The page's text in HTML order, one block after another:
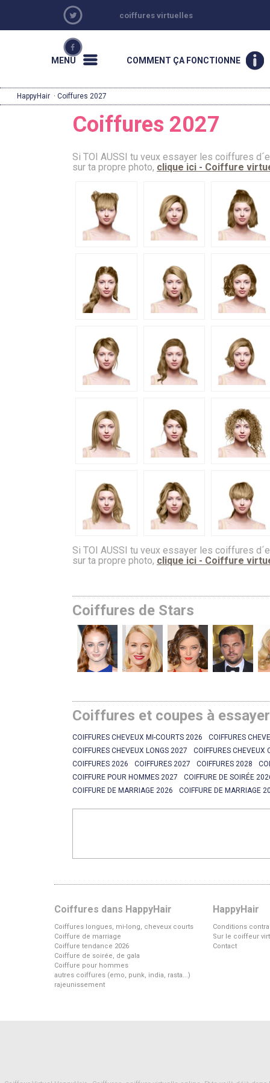
coiffures virtuelles
MENU COMMENT ÇA FONCTIONNE
HappyHair · Coiffures 2027
Coiffures 2027
Si TOI AUSSI tu veux essayer les coiffures
sur ta propre photo, clique ici - Coiffure
Si TOI AUSSI tu veux essayer les coiffures
sur ta propre photo, clique ici - Coiffure
Coiffures de Stars
Coiffures et coupes à
COIFFURES CHEVEUX MI-COURTS 2026
COIFFURES
COIFFURES CHEVEUX LONGS 2027
COIFFURES CHEVEUX
COIFFURES 2026
COIFFURES 2027 COIFFURES 2028
COIFFURE POUR HOMMES 2027
COIFFURE DE SOIRÉE
COIFFURE DE MARRIAGE 2026
COIFFURE DE MARRIAGE
Coiffures dans HappyHair
Coiffures longues, mi-long, cheveux courts
Coiffure de marriage
Coiffure tendance 2026
Coiffure de soirée, de gala
Coiffure pour hommes
autres coiffures (emo, punk, india, rasta...)
rajeunissement
HappyHair
Conditions
Sur le coiffeur
Contact